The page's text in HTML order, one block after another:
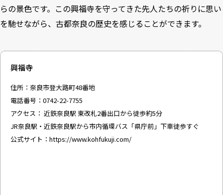
らの景色です。この興福寺を守ってきた先人たちの祈りに思い
を馳せながら、古都奈良の歴史を感じることができます。
興福寺
住所：奈良市登大路町48番地
電話番号：0742-22-7755
アクセス： 近鉄奈良駅 東改札2番出口から徒歩約5分
JR奈良駅・近鉄奈良駅から市内循環バス「県庁前」下車徒歩すぐ
公式サイト： https://www.kohfukuji.com/